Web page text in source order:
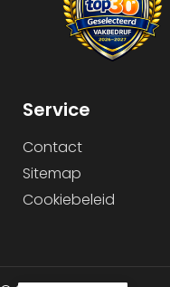
Service
Contact
Sitemap
Cookiebeleid